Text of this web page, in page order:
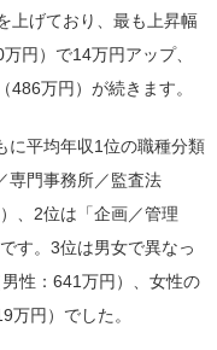
上げており、最も上昇幅
円）で14万円アップ、
万円）が続きます。
に平均年収1位の職種分類
専門事務所／監査法
、2位は「企画／管理
す。3位は男女で異なっ
性：641万円）、女性の
万円）でした。